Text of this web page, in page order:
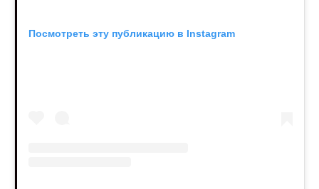
Посмотреть эту публикацию в Instagram